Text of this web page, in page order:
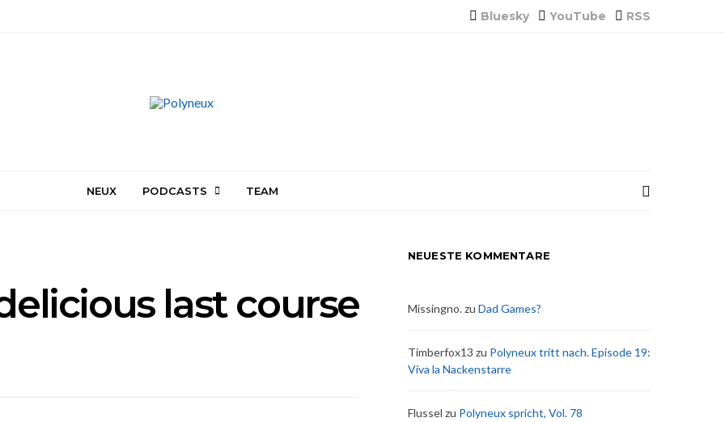
Bluesky YouTube RSS
NEUX PODCASTS TEAM
last course
NEUESTE KOMMENTARE
Missingno.zu Dad Games?
Timberfox13 zu Polyneux tritt nach. Episode 19:
Viva la Nackenstarre
Flussel zu Polyneux spricht, Vol. 78